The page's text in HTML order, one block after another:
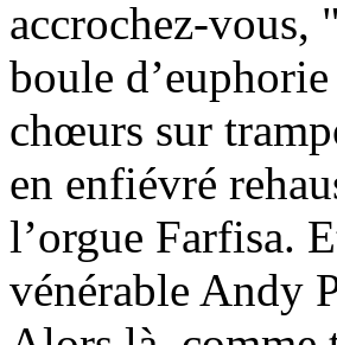
accrochez-vous,
boule
chœurs sur
en enfiévré
l’orgue Farfisa.
vénérable Andy